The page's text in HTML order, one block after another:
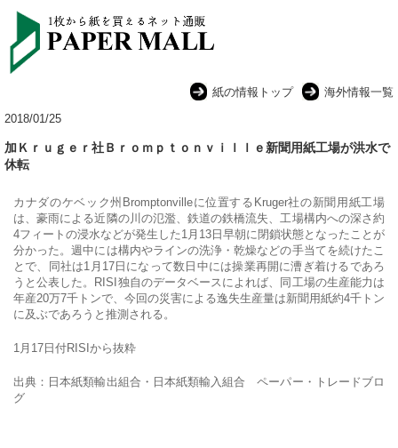
紙の情報トップ
海外情報一覧
2018/01/25
加Ｋｒｕｇｅｒ社Ｂｒｏｍｐｔｏｎｖｉｌｌｅ新聞用紙工場が洪水で
休転
カナダのケベック州Bromptonvilleに位置するKruger社の新聞用紙工場
は、豪雨による近隣の川の氾濫、鉄道の鉄橋流失、工場構内への深さ約
4フィートの浸水などが発生した1月13日早朝に閉鎖状態となったことが
分かった。週中には構内やラインの洗浄・乾燥などの手当てを続けたこ
とで、同社は1月17日になって数日中には操業再開に漕ぎ着けるであろ
うと公表した。RISI独自のデータベースによれば、同工場の生産能力は
年産20万7千トンで、今回の災害による逸失生産量は新聞用紙約4千トン
に及ぶであろうと推測される。
1月17日付RISIから抜粋
出典：日本紙類輸出組合・日本紙類輸入組合 ペーパー・トレードブロ
グ